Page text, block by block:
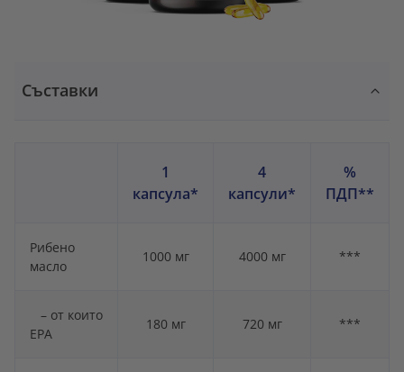
Съставки
1
капсула*
4
капсули*
%
ПДП**
Рибено
масло
1000 мг 4000 мг ***
– от които
EPA
180 мг 720 мг ***